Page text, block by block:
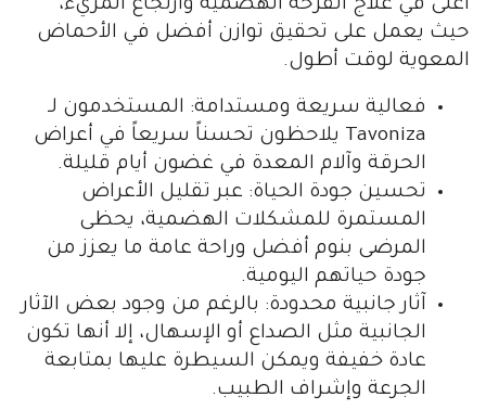
أعلى في علاج القرحة الهضمية وارتجاع المريء،
حيث يعمل على تحقيق توازن أفضل في الأحماض
المعوية لوقت أطول.
فعالية سريعة ومستدامة: المستخدمون لـ
Tavoniza يلاحظون تحسناً سريعاً في أعراض
الحرقة وآلام المعدة في غضون أيام قليلة.
تحسين جودة الحياة: عبر تقليل الأعراض
المستمرة للمشكلات الهضمية، يحظى
المرضى بنوم أفضل وراحة عامة ما يعزز من
جودة حياتهم اليومية.
آثار جانبية محدودة: بالرغم من وجود بعض الآثار
الجانبية مثل الصداع أو الإسهال، إلا أنها تكون
عادة خفيفة ويمكن السيطرة عليها بمتابعة
الجرعة وإشراف الطبيب.